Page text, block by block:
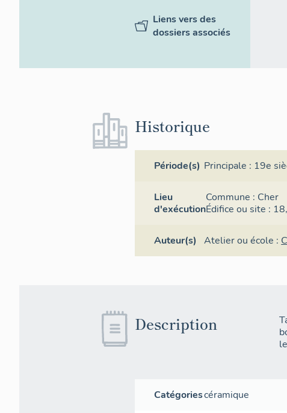
Liens vers des
dossiers associés
Historique
Période(s) Principale : 19e
Lieu
d'exécution
Commune : Cher
Édifice ou site :
Auteur(s) Atelier ou école :
Description
Catégoriescéramique